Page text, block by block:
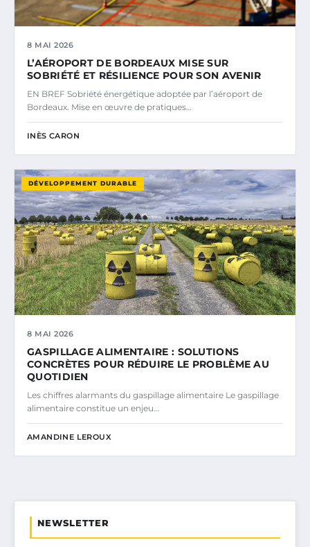
8 MAI 2026
L’AÉROPORT DE BORDEAUX MISE SUR
SOBRIÉTÉ ET RÉSILIENCE POUR SON AVENIR
EN BREF Sobriété énergétique adoptée par l’aéroport de
Bordeaux. Mise en œuvre de pratiques…
INÈS CARON
DÉVELOPPEMENT DURABLE
8 MAI 2026
GASPILLAGE ALIMENTAIRE : SOLUTIONS
CONCRÈTES POUR RÉDUIRE LE PROBLÈME AU
QUOTIDIEN
Les chiffres alarmants du gaspillage alimentaire Le gaspillage
alimentaire constitue un enjeu…
AMANDINE LEROUX
NEWSLETTER